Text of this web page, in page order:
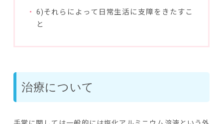
6)それらによって日常生活に支障をきたすこ
と
治療について